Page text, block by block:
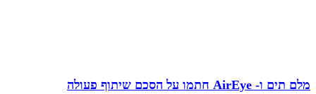
מלם תים ו- AirEye חתמו על הסכם שיתוף פעולה